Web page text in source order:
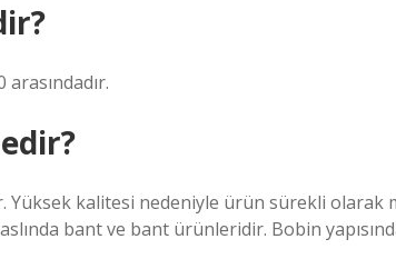
Yüksek kalitesi nedeniyle ürün sürekli olarak
aslında bant ve bant ürünleridir. Bobin